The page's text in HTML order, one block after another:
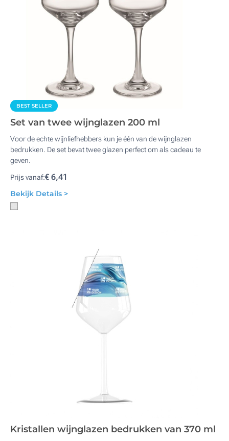
BEST SELLER
Set van twee wijnglazen 200 ml
Voor de echte wijnliefhebbers kun je één van de wijnglazen
bedrukken. De set bevat twee glazen perfect om als cadeau te
geven.
Prijs vanaf:€ 6,41
Bekijk Details >
Kristallen wijnglazen bedrukken van 370 ml